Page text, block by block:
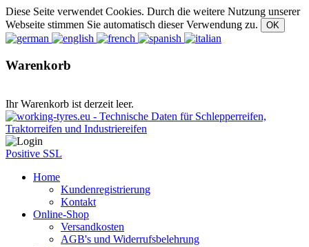
Diese Seite verwendet Cookies. Durch die weitere Nutzung unserer
Webseite stimmen Sie automatisch dieser Verwendung zu.
Warenkorb
Ihr Warenkorb ist derzeit leer.
Positive SSL
Home
Kundenregistrierung
Kontakt
Online-Shop
Versandkosten
AGB's und Widerrufsbelehrung